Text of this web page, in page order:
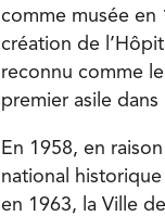
comme musée en
création de
reconnu comme
premier asile
En 1958, en
national
en 1963, la Ville